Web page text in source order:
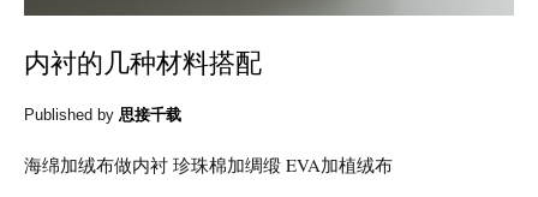
内衬的几种材料搭配
Published by 思接千载
海绵加绒布做内衬 珍珠棉加绸缎 EVA加植绒布